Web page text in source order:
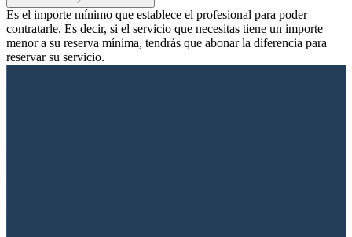
Es el importe mínimo que establece el profesional para poder
contratarle. Es decir, si el servicio que necesitas tiene un importe
menor a su reserva mínima, tendrás que abonar la diferencia para
reservar su servicio.